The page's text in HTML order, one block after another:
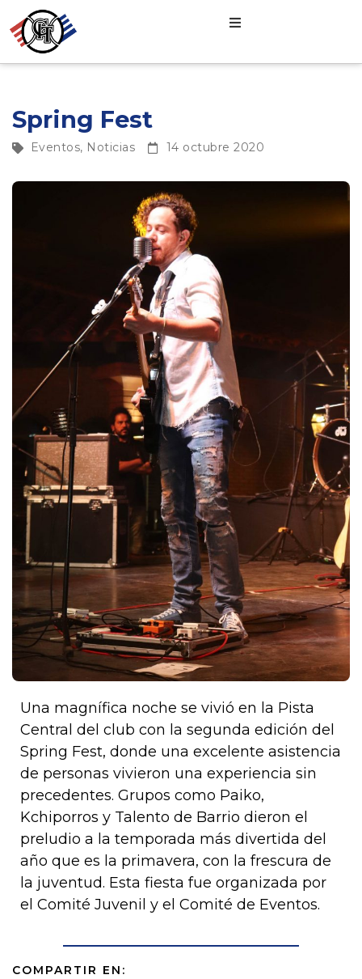
Spring Fest
Eventos, Noticias 14 octubre 2020
Una magnífica noche se vivió en la Pista
Central del club con la segunda edición del
Spring Fest, donde una excelente asistencia
de personas vivieron una experiencia sin
precedentes. Grupos como Paiko,
Kchiporros y Talento de Barrio dieron el
preludio a la temporada más divertida del
año que es la primavera, con la frescura de
la juventud. Esta fiesta fue organizada por
el Comité Juvenil y el Comité de Eventos.
COMPARTIR EN: